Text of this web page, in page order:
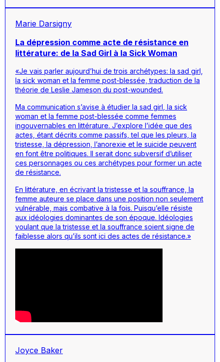
Marie Darsigny
La dépression comme acte de résistance en
littérature: de la Sad Girl à la Sick Woman
«Je vais parler aujourd’hui de trois archétypes: la sad girl,
la sick woman et la femme post-blessée, traduction de la
théorie de Leslie Jameson du post-wounded.
Ma communication s’avise à étudier la sad girl , la sick
woman et la femme post-blessée comme femmes
ingouvernables en littérature. J’explore l’idée que des
actes, étant décrits comme passifs, tel que les pleurs, la
tristesse, la dépression, l’anorexie et le suicide peuvent
en font être politiques. Il serait donc subversif d’utiliser
ces personnages ou ces archétypes pour former un acte
de résistance.
En littérature, en écrivant la tristesse et la souffrance, la
femme auteure se place dans une position non seulement
vulnérable, mais combative à la fois. Puisqu’elle résiste
aux idéologies dominantes de son époque. Idéologies
voulant que la tristesse et la souffrance soient signe de
faiblesse alors qu’ils sont ici des actes de résistance.»
Joyce Baker